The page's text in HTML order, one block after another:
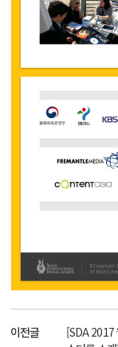
이전글
[SDA 2017